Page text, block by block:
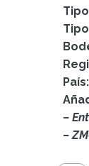
País:
–
–